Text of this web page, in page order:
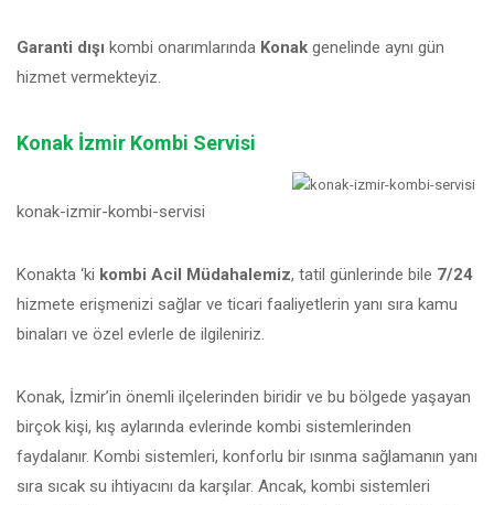
Garanti dışı kombi onarımlarında Konak genelinde aynı gün
hizmet vermekteyiz.
Konak İzmir Kombi Servisi
konak-izmir-kombi-servisi
Konakta ‘ki kombi Acil Müdahalemiz, tatil günlerinde bile 7/24
hizmete erişmenizi sağlar ve ticari faaliyetlerin yanı sıra kamu
binaları ve özel evlerle de ilgileniriz.
Konak, İzmir’in önemli ilçelerinden biridir ve bu bölgede yaşayan
birçok kişi, kış aylarında evlerinde kombi sistemlerinden
faydalanır. Kombi sistemleri, konforlu bir ısınma sağlamanın yanı
sıra sıcak su ihtiyacını da karşılar. Ancak, kombi sistemleri